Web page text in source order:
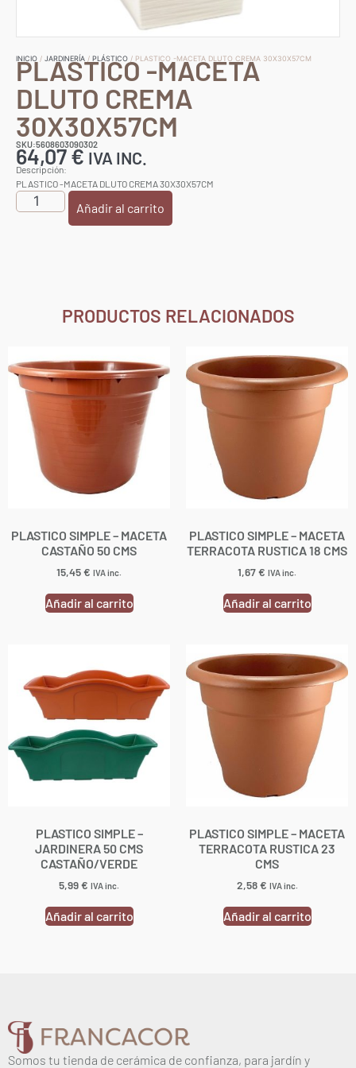
INICIO / JARDINERÍA / PLÁSTICO / PLASTICO -MACETA DLUTO CREMA 30X30X57CM
PLASTICO -MACETA
DLUTO CREMA
30X30X57CM
SKU:5608603090302
64,07€ IVA INC.
Descripción:
PLASTICO -MACETA DLUTO CREMA 30X30X57CM
Añadir al carrito
PRODUCTOS RELACIONADOS
PLASTICO SIMPLE – MACETA
CASTAÑO 50 CMS
15,45€ IVA inc.
Añadir al carrito
PLASTICO SIMPLE – MACETA
TERRACOTA RUSTICA 18 CMS
1,67€ IVA inc.
Añadir al carrito
PLASTICO SIMPLE –
JARDINERA 50 CMS
CASTAÑO/VERDE
5,99€ IVA inc.
Añadir al carrito
PLASTICO SIMPLE – MACETA
TERRACOTA RUSTICA 23
CMS
2,58€ IVA inc.
Añadir al carrito
Somos tu tienda de cerámica de confianza, para jardín y